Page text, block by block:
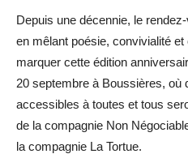
Depuis une décennie, le
en mêlant poésie, convivialité
marquer cette édition
20 septembre à Boussières, où
accessibles à toutes et tous
de la compagnie Non
la compagnie La Tortue.